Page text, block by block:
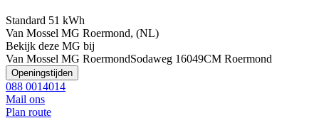
Standard 51 kWh
Van Mossel MG Roermond, (NL)
Bekijk deze MG bij
Van Mossel MG RoermondSodaweg 16049CM Roermond
Openingstijden
088 0014014
Mail ons
Plan route